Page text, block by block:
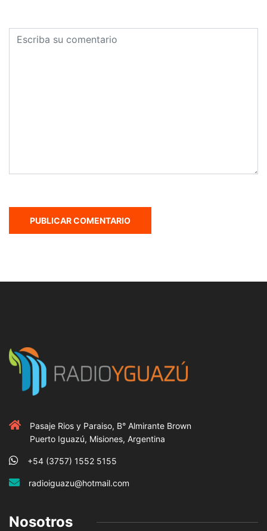
Pasaje Rios y Paraiso, B° Almirante Brown
Puerto Iguazú, Misiones, Argentina
+54 (3757) 1552 5155
radioiguazu@hotmail.com
Nosotros